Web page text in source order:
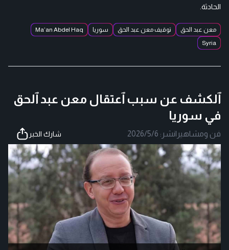
الحادثة.
معن عبد الحق توقيف معن عبد الحق سوريا
Ma’an Abdel Haq
Syria
ٱلكشف عن سبب ٱعتقال معن عبد ٱلحق
في سوريا
فن ومشاهير |نشر: 2026/5/6 شارك الخبر